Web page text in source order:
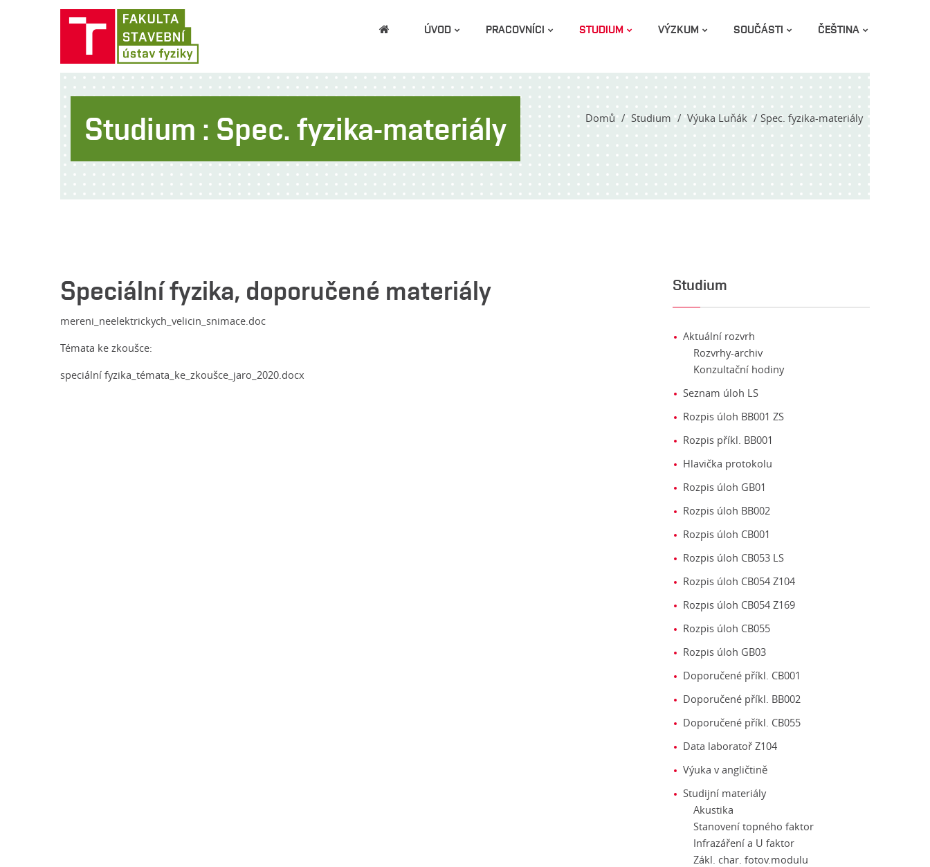
ÚVOD PRACOVNÍCI STUDIUM VÝZKUM SOUČÁSTI ČEŠTINA
Studium : Spec. fyzika-materiály Domů Studium Výuka Luňák Spec. fyzika-materiály
Speciální fyzika, doporučené materiály
mereni_neelektrickych_velicin_snimace.doc
Témata ke zkoušce:
speciální fyzika_témata_ke_zkoušce_jaro_2020.docx
Studium
Aktuální rozvrh
Rozvrhy-archiv
Konzultační hodiny
Seznam úloh LS
Rozpis úloh BB001 ZS
Rozpis příkl. BB001
Hlavička protokolu
Rozpis úloh GB01
Rozpis úloh BB002
Rozpis úloh CB001
Rozpis úloh CB053 LS
Rozpis úloh CB054 Z104
Rozpis úloh CB054 Z169
Rozpis úloh CB055
Rozpis úloh GB03
Doporučené příkl. CB001
Doporučené příkl. BB002
Doporučené příkl. CB055
Data laboratoř Z104
Výuka v angličtině
Studijní materiály
Akustika
Stanovení topného faktor
Infrazáření a U faktor
Zákl. char. fotov.modulu